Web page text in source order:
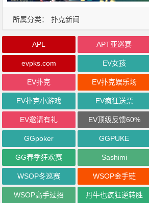
所属分类： 扑克新闻
APL APT亚巡赛
evpks.com EV女孩
EV扑克 EV扑克娱乐场
EV扑克小游戏 EV疯狂送票
EV邀请有礼 EV顶级反馈60%
GGpoker GGPUKE
GG春季狂欢赛 Sashimi
WSOP冬巡赛 WSOP金手链
WSOP高手过招 丹牛也疯狂逆转胜